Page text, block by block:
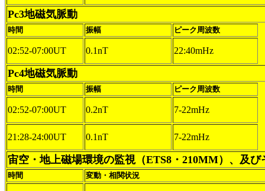
Pc3地磁気脈動
時間 振幅 ピーク周波数
02:52-07:00UT 0.1nT 22:40mHz
Pc4地磁気脈動
時間 振幅 ピーク周波数
02:52-07:00UT 0.2nT 7-22mHz
21:28-24:00UT 0.1nT 7-22mHz
宙空・地上磁場環境の監視（ETS8・210MM）、及び
時間 変動・相関状況